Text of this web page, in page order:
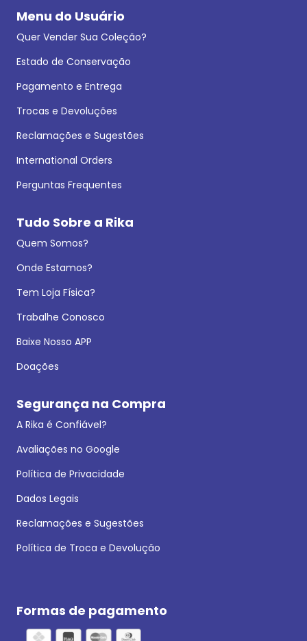
Menu do Usuário
Quer Vender Sua Coleção?
Estado de Conservação
Pagamento e Entrega
Trocas e Devoluções
Reclamações e Sugestões
International Orders
Perguntas Frequentes
Tudo Sobre a Rika
Quem Somos?
Onde Estamos?
Tem Loja Física?
Trabalhe Conosco
Baixe Nosso APP
Doações
Segurança na Compra
A Rika é Confiável?
Avaliações no Google
Política de Privacidade
Dados Legais
Reclamações e Sugestões
Política de Troca e Devolução
Formas de pagamento